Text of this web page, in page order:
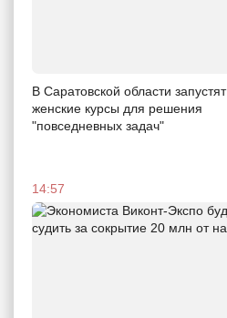
В Саратовской области запустят
женские курсы для решения
"повседневных задач"
14:57